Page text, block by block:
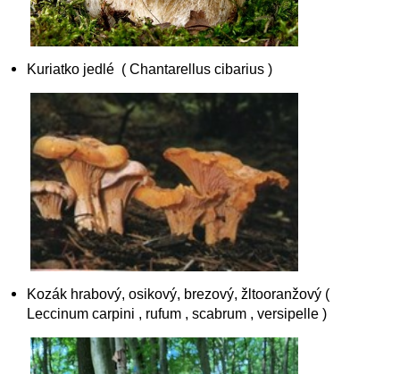
Kuriatko jedlé ( Chantarellus cibarius )
Kozák hrabový, osikový, brezový, žltooranžový (
Leccinum carpini , rufum , scabrum , versipelle )